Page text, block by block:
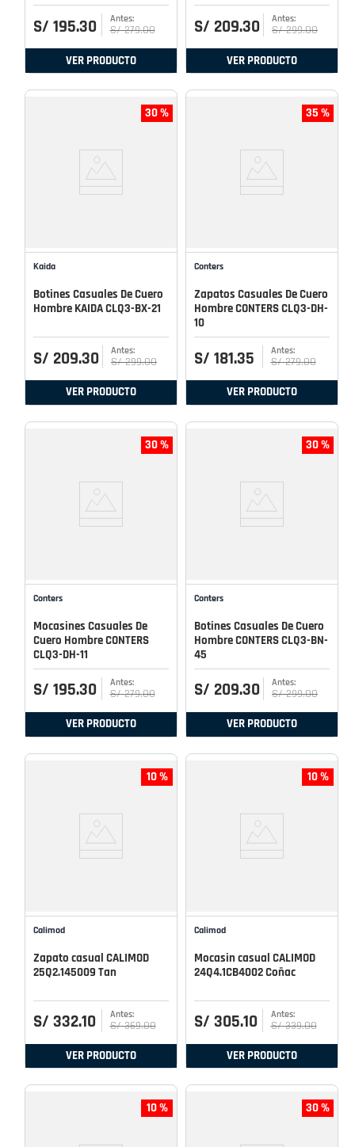
S/ 195.30 S/ 279.00
VER PRODUCTO
S/ 209.30 S/ 299.00
VER PRODUCTO
30 %
Kaida
Botines Casuales De Cuero
Hombre KAIDA CLQ3-BX-21
S/ 209.30 S/ 299.00
VER PRODUCTO
35 %
Conters
Zapatos Casuales De Cuero
Hombre CONTERS CLQ3-DH-
10
S/ 181.35 S/ 279.00
VER PRODUCTO
30 %
Conters
Mocasines Casuales De
Cuero Hombre CONTERS
CLQ3-DH-11
S/ 195.30 S/ 279.00
VER PRODUCTO
30 %
Conters
Botines Casuales De Cuero
Hombre CONTERS CLQ3-BN-
45
S/ 209.30 S/ 299.00
VER PRODUCTO
10 %
Calimod
Zapato casual CALIMOD
25Q2.145009 Tan
S/ 332.10 S/ 369.00
VER PRODUCTO
10 %
Calimod
Mocasin casual CALIMOD
24Q4.1CB4002 Coñac
S/ 305.10 S/ 339.00
VER PRODUCTO
10 % 30 %